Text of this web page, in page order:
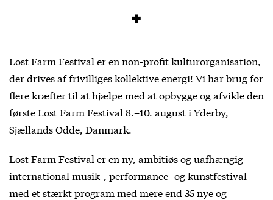
Lost Farm Festival er en non-profit kulturorganisation,
der drives af frivilliges kollektive energi! Vi har brug for
flere kræfter til at hjælpe med at opbygge og afvikle den
første Lost Farm Festival 8.–10. august i Yderby,
Sjællands Odde, Danmark.
Lost Farm Festival er en ny, ambitiøs og uafhængig
international musik-, performance- og kunstfestival
med et stærkt program med mere end 35 nye og